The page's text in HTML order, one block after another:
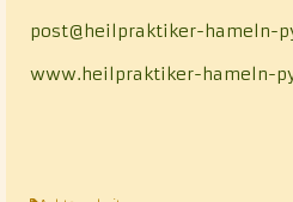
post@heilpraktiker-hameln-
www.heilpraktiker-hameln-